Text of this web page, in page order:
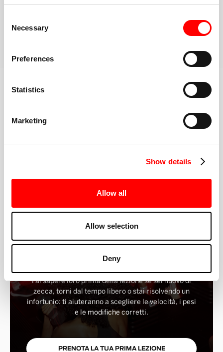
Selection
Necessary
Preferences
Statistics
Marketing
Show details
Allow all
Allow selection
Deny
IL MIGLIORE DELLA CATEGORIA
ISTRUTTORI DI FITNESS
UNISCITI AL TRAMBUSTO
istruttori seguono ogni intervallo, offrono opzioni per
ogni livello e ti aiutano a sentirti subito sicuro di te.
Fai sapere loro prima della lezione se sei nuovo di
zecca, torni dal tempo libero o stai risolvendo un
infortunio: ti aiuteranno a scegliere le velocità, i pesi
e le modifiche corretti.
PRENOTA LA TUA PRIMA LEZIONE